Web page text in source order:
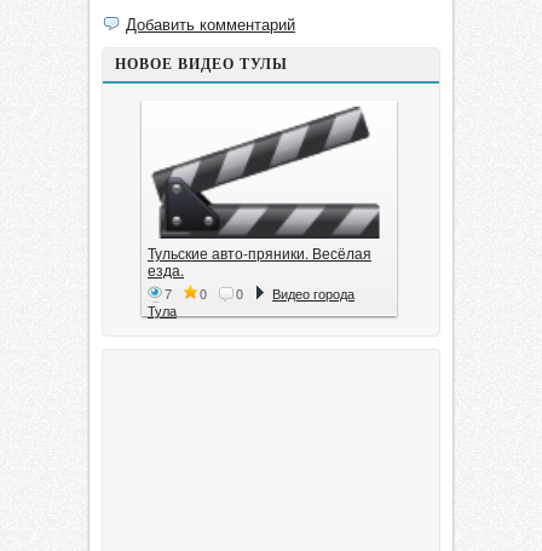
Добавить комментарий
НОВОЕ ВИДЕО ТУЛЫ
Тульские авто-пряники. Весёлая
езда.
7 0 0
Видео города
Тула